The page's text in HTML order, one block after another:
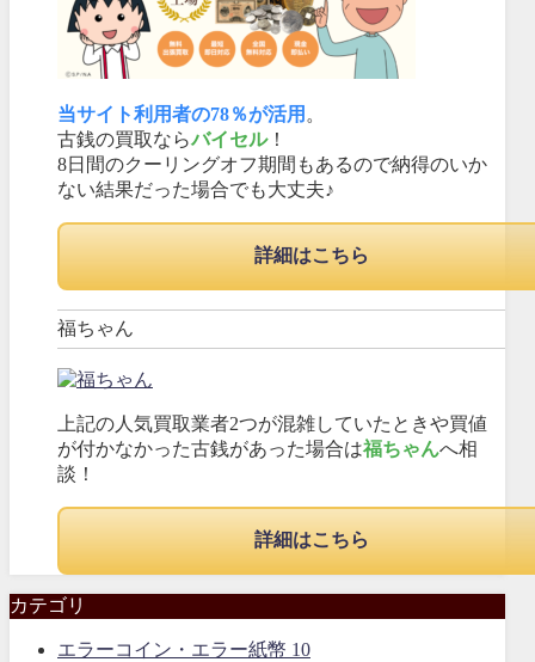
当サイト利用者の78％が活用 。
古銭の買取ならバイセル！
8日間のクーリングオフ期間もあるので納得のいか
ない結果だった場合でも大丈夫♪
詳細はこちら
福ちゃん
上記の人気買取業者2つが混雑していたときや買値
が付かなかった古銭があった場合は福ちゃんへ相
談！
詳細はこちら
カテゴリ
エラーコイン・エラー紙幣 10